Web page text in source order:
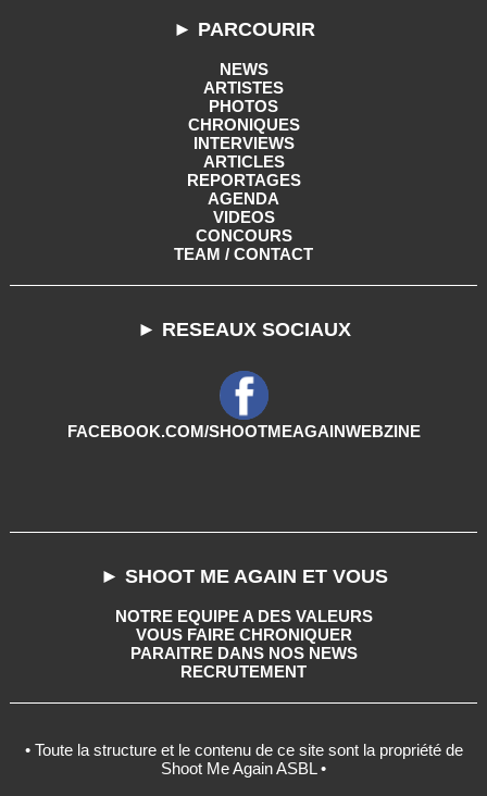
► PARCOURIR
NEWS
ARTISTES
PHOTOS
CHRONIQUES
INTERVIEWS
ARTICLES
REPORTAGES
AGENDA
VIDEOS
CONCOURS
TEAM / CONTACT
► RESEAUX SOCIAUX
FACEBOOK.COM/SHOOTMEAGAINWEBZINE
► SHOOT ME AGAIN ET VOUS
NOTRE EQUIPE A DES VALEURS
VOUS FAIRE CHRONIQUER
PARAITRE DANS NOS NEWS
RECRUTEMENT
• Toute la structure et le contenu de ce site sont la propriété de
Shoot Me Again ASBL •